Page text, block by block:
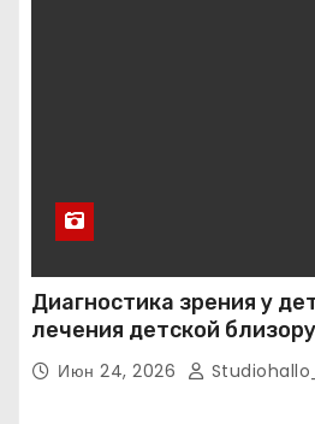
Диагностика зрения у
лечения детской
косоглазия и амблиопии
Июн 24, 2026 Studiohallo_